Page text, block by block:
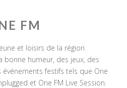
FM
et loisirs de la région
bonne humeur, des jeux, des
festifs tels que One
et One FM Live Session.